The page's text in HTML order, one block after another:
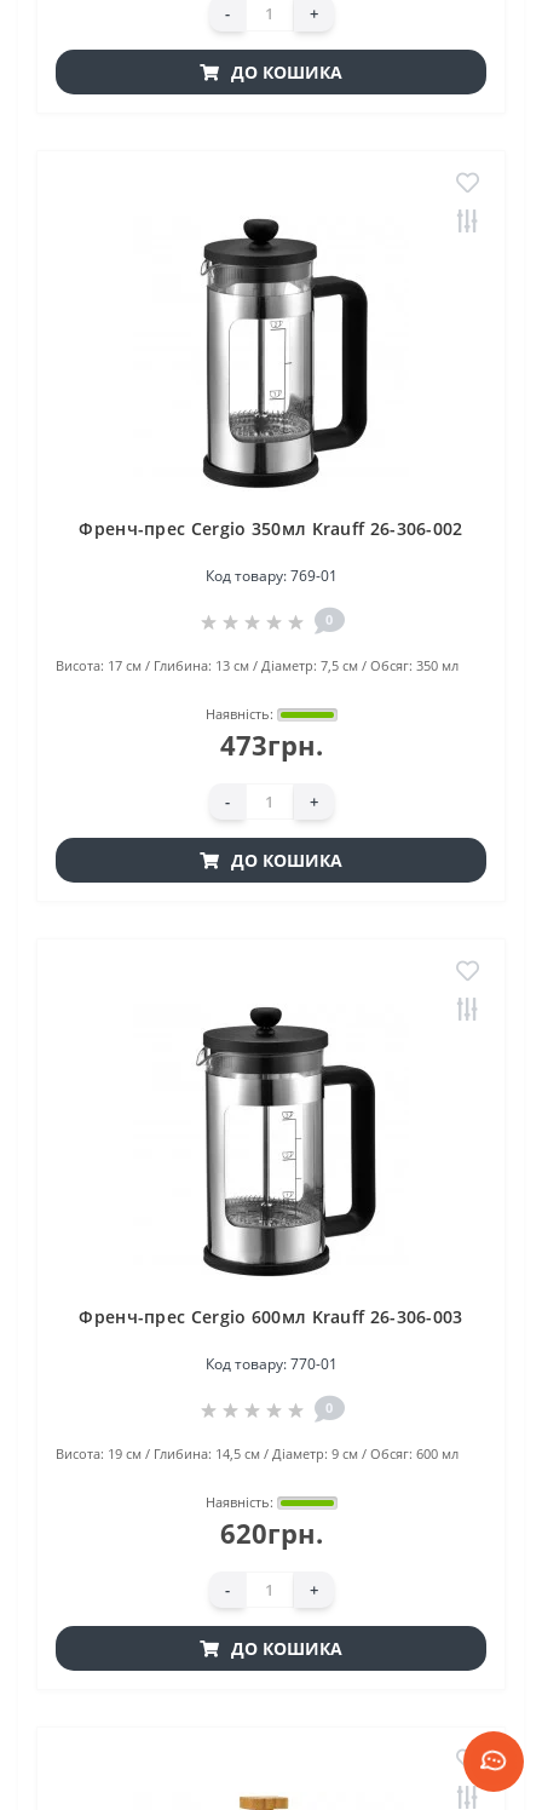
- +
ДО КОШИКА
Френч-прес Cergio 350мл Krauff 26-306-002
Код товару:769-01
0
Висота: 17 см Глибина: 13 см Діаметр: 7,5 см Обсяг: 350 мл
Наявність:
473грн.
- +
ДО КОШИКА
Френч-прес Cergio 600мл Krauff 26-306-003
Код товару:770-01
0
Висота: 19 см Глибина: 14,5 см Діаметр: 9 см Обсяг: 600 мл
Наявність:
620грн.
- +
ДО КОШИКА